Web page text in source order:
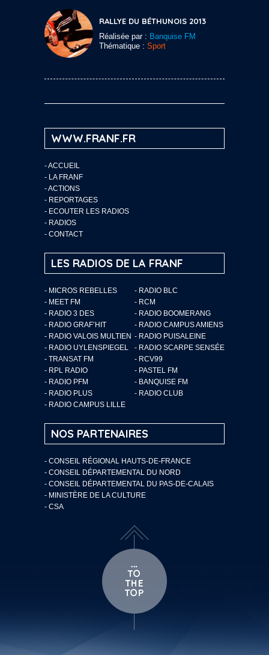
RALLYE DU BÉTHUNOIS 2013
Réalisée par : Banquise FM
Thématique : Sport
WWW.FRANF.FR
-ACCUEIL
- LA FRANF
-ACTIONS
- REPORTAGES
- ECOUTER LES RADIOS
- RADIOS
- CONTACT
LES RADIOS DE LA FRANF
- MICROS REBELLES
- RADIO BLC
- MEET FM
- RCM
- RADIO 3 DES
- RADIO BOOMERANG
- RADIO GRAF’HIT
- RADIO CAMPUS AMIENS
- RADIO VALOIS MULTIEN - RADIO PUISALEINE
- RADIO UYLENSPIEGEL
- RADIO SCARPE SENSÉE
- TRANSAT FM
- RCV99
- RPL RADIO
- PASTEL FM
- RADIO PFM
- BANQUISE FM
- RADIO PLUS
- RADIO CLUB
- RADIO CAMPUS LILLE
NOS PARTENAIRES
- CONSEIL RÉGIONAL HAUTS-DE-FRANCE
- CONSEIL DÉPARTEMENTAL DU NORD
- CONSEIL DÉPARTEMENTAL DU PAS-DE-CALAIS
- MINISTÈRE DE LA CULTURE
- CSA